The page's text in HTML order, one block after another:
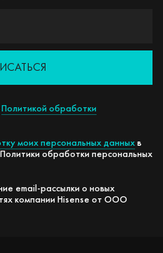
Политикой обработки
моих персональных данныхв
обработки персональных
email-рассылки о новых
компании Hisense от ООО